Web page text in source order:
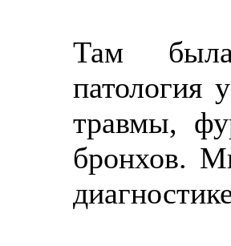
Там была
патология
травмы,
бронхов.